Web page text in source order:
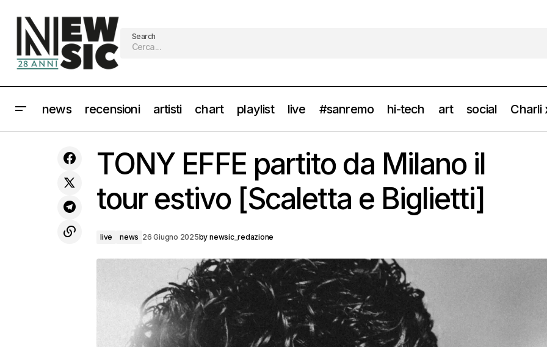
Search
news recensioni artisti chart playlist live #sanremo hi-tech art social Charli
TONY EFFE partito da Milano il tour estivo [Scaletta e
TONY EFFE partito da Milano il
tour estivo [Scaletta e Biglietti]
live news 26 Giugno 2025by newsic_redazione